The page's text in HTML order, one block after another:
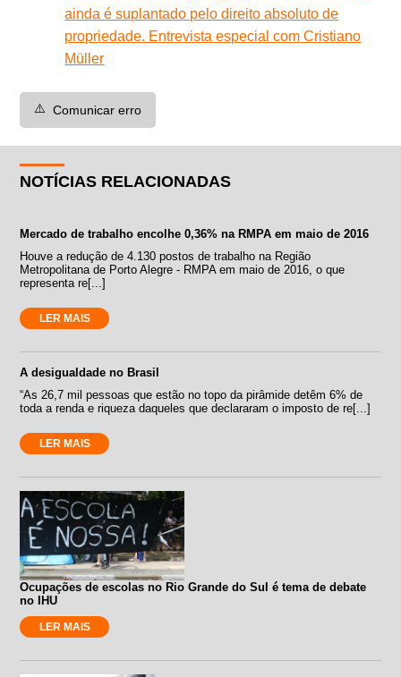
ainda é suplantado pelo direito absoluto de
propriedade. Entrevista especial com Cristiano
Müller
⚠️ Comunicar erro
NOTÍCIAS RELACIONADAS
Mercado de trabalho encolhe 0,36% na RMPA em maio de 2016
Houve a redução de 4.130 postos de trabalho na Região
Metropolitana de Porto Alegre - RMPA em maio de 2016, o que
representa re[...]
LER MAIS
A desigualdade no Brasil
“As 26,7 mil pessoas que estão no topo da pirâmide detêm 6% de
toda a renda e riqueza daqueles que declararam o imposto de re[...]
LER MAIS
Ocupações de escolas no Rio Grande do Sul é tema de debate
no IHU
LER MAIS